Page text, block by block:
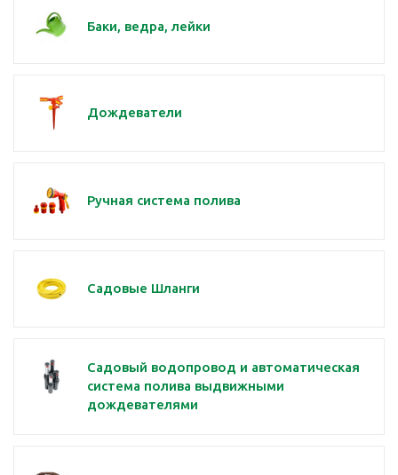
Баки, ведра, лейки
Дождеватели
Ручная система полива
Садовые Шланги
Садовый водопровод и автоматическая
система полива выдвижными
дождевателями